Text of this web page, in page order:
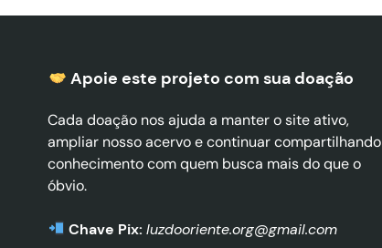
Apoie este projeto com sua doação
Cada doação nos ajuda a manter o site ativo,
ampliar nosso acervo e continuar compartilhando
conhecimento com quem busca mais do que o
óbvio.
Chave Pix: luzdooriente.org@gmail.com